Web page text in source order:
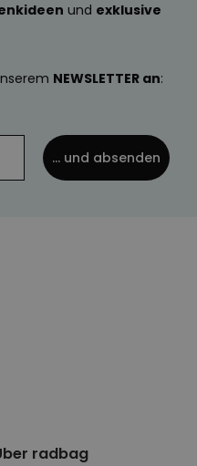
und exklusive
NEWSLETTER an:
... und absenden
radbag